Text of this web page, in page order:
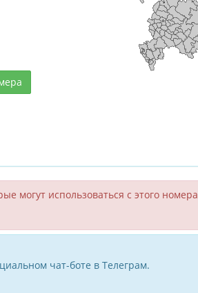
могут исполь­зоваться с этого номера
чат-боте в Телеграм.